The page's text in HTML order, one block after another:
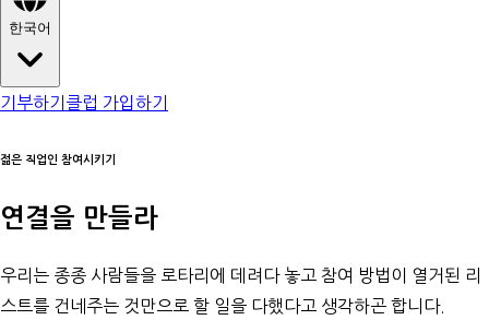
한국어
기부하기 클럽 가입하기
젊은 직업인 참여시키기
연결을 만들라
우리는 종종 사람들을 로타리에 데려다 놓고 참여 방법이 열거된 리
스트를 건네주는 것만으로 할 일을 다했다고 생각하곤 합니다.